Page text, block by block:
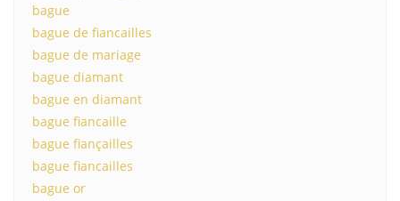
bague
bague de fiancailles
bague de mariage
bague diamant
bague en diamant
bague fiancaille
bague fiançailles
bague fiancailles
bague or